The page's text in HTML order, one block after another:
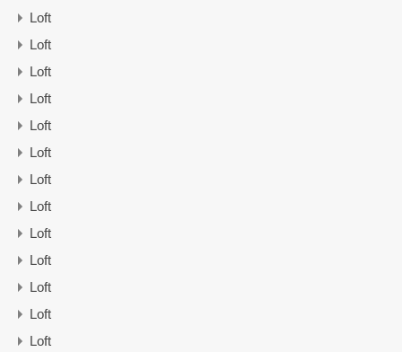
Loft
Loft
Loft
Loft
Loft
Loft
Loft
Loft
Loft
Loft
Loft
Loft
Loft